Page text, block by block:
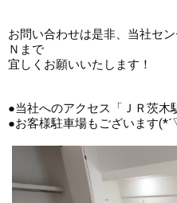
お問い合わせは是非、当社セ
Ｎまで
宜しくお願いいたします！
●当社へのアクセス「ＪＲ茨木
●お客様駐車場もございます